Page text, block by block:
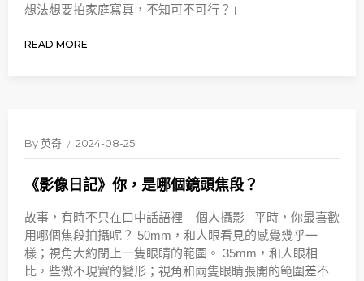
想法想要拍家庭寫真，不知可不可行？」
READ MORE
By英奇 2024-08-25
《影像日記》你，是哪個鏡頭焦段？
故事，有時不只在口中話語裡 – 個人攝影 平時，你最喜歡
用哪個焦段拍攝呢？ 50mm，和人眼看見的感覺幾乎一
樣；視角大約閉上一隻眼睛的範圍。 35mm，和人眼相
比，些微不現實的變形；視角和兩隻眼睛張開的範圍差不